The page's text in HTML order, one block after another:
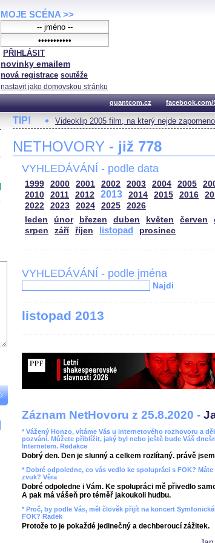
MOJE SCÉNA >>
PŘIHLÁSIT
novinky emailem
nová registrace soutěže
nastavit jako domovskou stránku
quantcom.cz facebook.com/
TIP! Videoklip 2005 film, na který nejde
NETHOVORY - již 778
VYHLEDÁVÁNÍ - podle data
1999 2000 2001 2002 2003 2004 2005
2010
2011 2012 2013 2014 2015 2016
2022
2023 2024 2025
2026
leden
únor březen duben květen červen
srpen
září říjen listopad prosinec
VYHLEDÁVÁNÍ - podle jména
Najdi
listopad 2013
Záznam NetHovoru z 25.8.2020 -
* Vážený Honzo, vítáme Vás u internetového rozhovoru a
pozvání. Můžete přiblížit, jaký byl nebo ještě bude Váš
Internetem. Redakce
Dobrý den. Den je slunný a celkem rozlítaný. právě
* Dobré odpoledne, co vás vedlo ke spolupráci s FOK?
zvuk? Věra
Dobré odpoledne i Vám. Ke spolupráci mě přivedlo
A pak má vášeň pro téměř jakoukoli hudbu.
* Proč, by podle Vás, měl člověk přijít na koncert
FOK? Radek
Protože to je pokaždé jedinečný a dechberoucí zážitek.